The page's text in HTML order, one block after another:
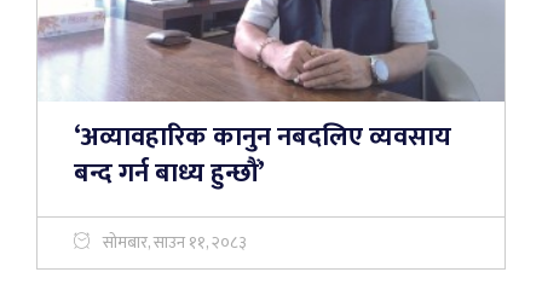
‘अव्यावहारिक कानुन नबदलिए व्यवसाय
बन्द गर्न बाध्य हुन्छौं’
सोमबार, साउन ११, २०८३